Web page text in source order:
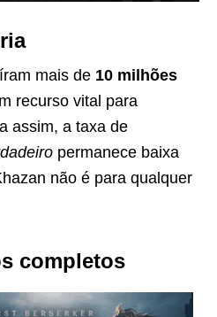
mais de 10 milhões
recurso vital para
assim, a taxa de
permanece baixa
não é para qualquer
completos